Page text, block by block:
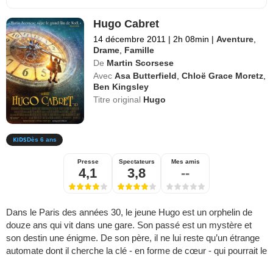
Hugo Cabret
14 décembre 2011 | 2h 08min | Aventure
Drame Famille
De Martin Scorsese
Avec Asa Butterfield ,Chloë Grace Moretz
Ben Kingsley
Titre original Hugo
Dès 6 ans
Presse
4,1
Spectateurs
3,8
Mes amis
--
Dans le Paris des années 30, le jeune Hugo est un orphelin de
douze ans qui vit dans une gare. Son passé est un mystère et
son destin une énigme. De son père, il ne lui reste qu’un étrange
automate dont il cherche la clé - en forme de cœur - qui pourrait le